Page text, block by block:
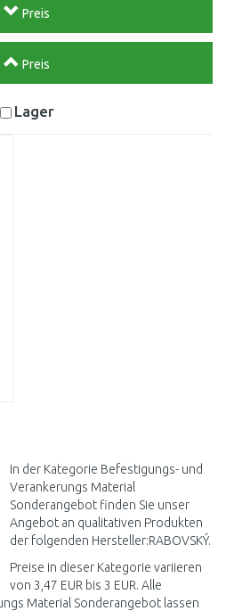
Preis
Preis
Lager
In der Kategorie Befestigungs- und
Verankerungs Material
Sonderangebot finden Sie unser
Angebot an qualitativen Produkten
der folgenden Hersteller:RABOVSKÝ.
Preise in dieser Kategorie variieren
von 3,47 EUR bis 3 EUR. Alle
Material Sonderangebot lassen